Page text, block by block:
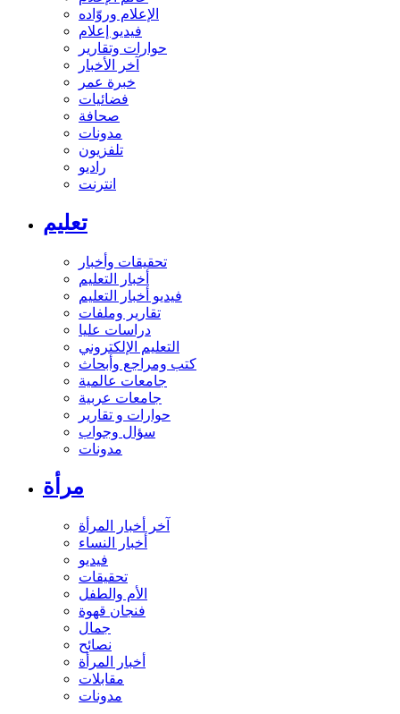
الإعلام وروّاده
فيديو إعلام
حوارات وتقارير
آخر الأخبار
خبرة عمر
فضائيات
صحافة
مدونات
تلفزيون
راديو
انترنت
تعليم
تحقيقات وأخبار
أخبار التعليم
فيديو أخبار التعليم
تقارير وملفات
دراسات عليا
التعليم الإلكتروني
كتب ومراجع وأبحاث
جامعات عالمية
جامعات عربية
حوارات و تقارير
سؤال وجواب
مدونات
مرأة
آخر أخبار المرأة
أخبار النساء
فيديو
تحقيقات
الأم والطفل
فنجان قهوة
جمال
نصائح
أخبار المرأة
مقابلات
مدونات